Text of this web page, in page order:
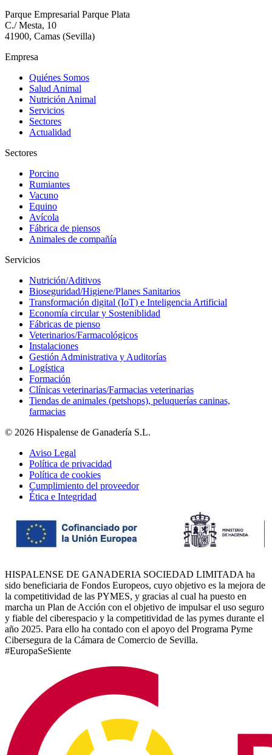
Parque Empresarial Parque Plata
C./ Mesta, 10
41900, Camas (Sevilla)
Empresa
Quiénes Somos
Salud Animal
Nutrición Animal
Servicios
Sectores
Actualidad
Sectores
Porcino
Rumiantes
Vacuno
Equino
Avícola
Fábrica de piensos
Animales de compañía
Servicios
Nutrición/Aditivos
Bioseguridad/Higiene/Planes Sanitarios
Transformación digital (IoT) e Inteligencia Artificial
Economía circular y Sosteniblidad
Fábricas de pienso
Veterinarios/Farmacológicos
Instalaciones
Gestión Administrativa y Auditorías
Logística
Formación
Clínicas veterinarias/Farmacias veterinarias
Tiendas de animales (petshops), peluquerías caninas,
farmacias
© 2026 Hispalense de Ganadería S.L.
Aviso Legal
Política de privacidad
Política de cookies
Cumplimiento del proveedor
Ética e Integridad
HISPALENSE DE GANADERIA SOCIEDAD LIMITADA ha
sido beneficiaria de Fondos Europeos, cuyo objetivo es la mejora de
la competitividad de las PYMES, y gracias al cual ha puesto en
marcha un Plan de Acción con el objetivo de impulsar el uso seguro
y fiable del ciberespacio y la competitividad de las pymes durante el
año 2025. Para ello ha contado con el apoyo del Programa Pyme
Cibersegura de la Cámara de Comercio de Sevilla.
#EuropaSeSiente